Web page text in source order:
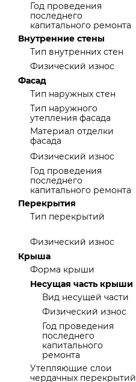
Год проведения
последнего
капитального ремонта
Внутренние стены
Тип внутренних стен
Физический износ
Фасад
Тип наружных стен
Тип наружного
утепления фасада
Материал отделки
фасада
Физический износ
Год проведения
последнего
капитального ремонта
Перекрытия
Тип перекрытий
Физический износ
Крыша
Форма крыши
Несущая часть крыши
Вид несущей части
Физический износ
Год проведения
последнего
капитального
ремонта
Утепляющие слои
чердачных перекрытий